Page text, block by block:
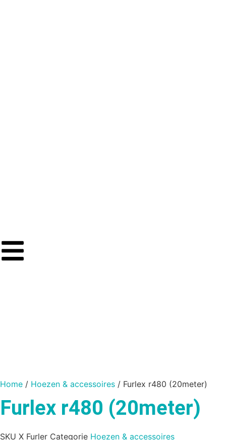
Home / Hoezen & accessoires / Furlex r480 (20meter)
Furlex r480 (20meter)
SKU X Furler Categorie Hoezen & accessoires